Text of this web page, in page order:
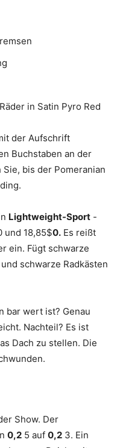
in Satin Pyro Red
der Aufschrift
Buchstaben an der
bis der Pomeranian
Lightweight-Sport -
und 18,85$0. Es reißt
ein. Fügt schwarze
schwarze Radkästen
bar wert ist? Genau
Nachteil? Es ist
Dach zu stellen. Die
Show. Der
0,2 5 auf 0,2 3. Ein